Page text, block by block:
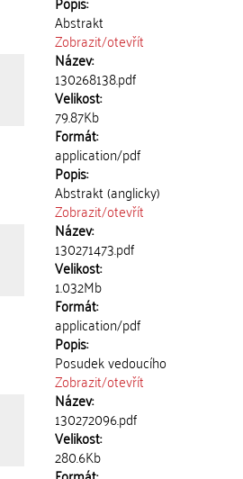
Abstrakt
Zobrazit/otevřít
Název:
130268138.pdf
Velikost:
79.87Kb
Formát:
application/pdf
Popis:
Abstrakt (anglicky)
Zobrazit/otevřít
Název:
130271473.pdf
Velikost:
1.032Mb
Formát:
application/pdf
Popis:
Posudek vedoucího
Zobrazit/otevřít
Název:
130272096.pdf
Velikost:
280.6Kb